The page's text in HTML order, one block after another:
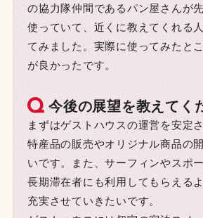
の協力隊仲間であるパン屋さんが
使っていて、近くに教えてくれる
てみました。実際に使ってみたと
が良かったです。
今後の展望を教えてく
まずはゲストハウスの運営を安定
特産品の販売やオリジナル商品の
いです。また、サーフィンやスポ
長期滞在者にも利用してもらえる
充実させていきたいです。